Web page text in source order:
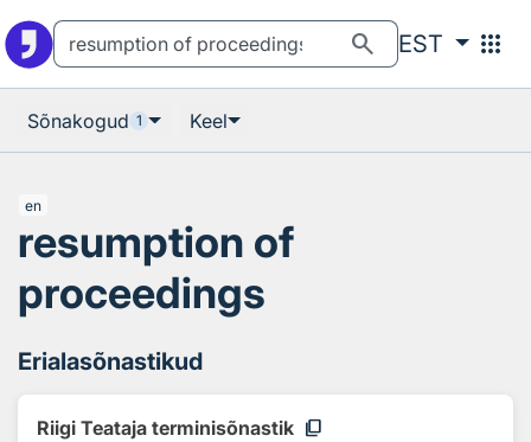
search EST apps
Sõnakogud 1 Keel
en
resumption of
proceedings
Erialasõnastikud
Riigi Teataja terminisõnastik content_copy